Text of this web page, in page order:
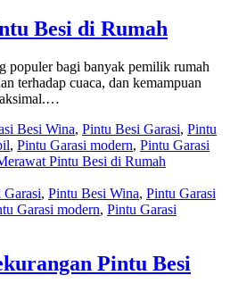
Besi di Rumah
populer bagi banyak pemilik rumah
terhadap cuaca, dan kemampuan
Besi Wina, Pintu Besi Garasi, Pintu
, Pintu Garasi modern, Pintu Garasi
Pintu Besi di Rumah
Garasi, Pintu Besi Wina, Pintu Garasi
Garasi modern, Pintu Garasi
Pintu Besi